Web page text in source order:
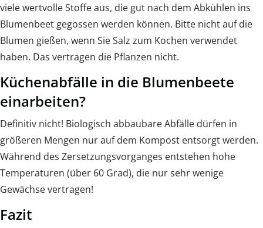
viele wertvolle Stoffe aus, die gut nach dem Abkühlen ins
Blumenbeet gegossen werden können. Bitte nicht auf die
Blumen gießen, wenn Sie Salz zum Kochen verwendet
haben. Das vertragen die Pflanzen nicht.
Küchenabfälle in die Blumenbeete
einarbeiten?
Definitiv nicht! Biologisch abbaubare Abfälle dürfen in
größeren Mengen nur auf dem Kompost entsorgt werden.
Während des Zersetzungsvorganges entstehen hohe
Temperaturen (über 60 Grad), die nur sehr wenige
Gewächse vertragen!
Fazit